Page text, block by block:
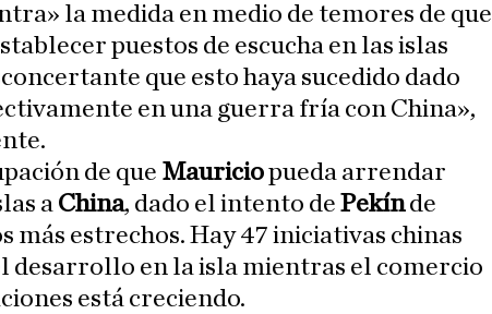
la medida en medio de temores de que
puestos de escucha en las islas
que esto haya sucedido dado
en una guerra fría con China»,
de que Mauriciopueda arrendar
a China, dado el intento de Pekínde
más estrechos. Hay 47 iniciativas chinas
desarrollo en la isla mientras el comercio
está creciendo.